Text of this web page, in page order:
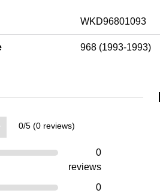
WKD96801093
968 (1993-1993)
0/5 (0 reviews)
0
reviews
0